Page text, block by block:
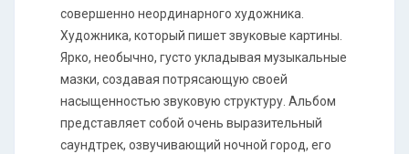
совершенно неординарного художника.
Художника, который пишет звуковые картины.
Ярко, необычно, густо укладывая музыкальные
мазки, создавая потрясающую своей
насыщенностью звуковую структуру. Альбом
представляет собой очень выразительный
саундтрек, озвучивающий ночной город, его